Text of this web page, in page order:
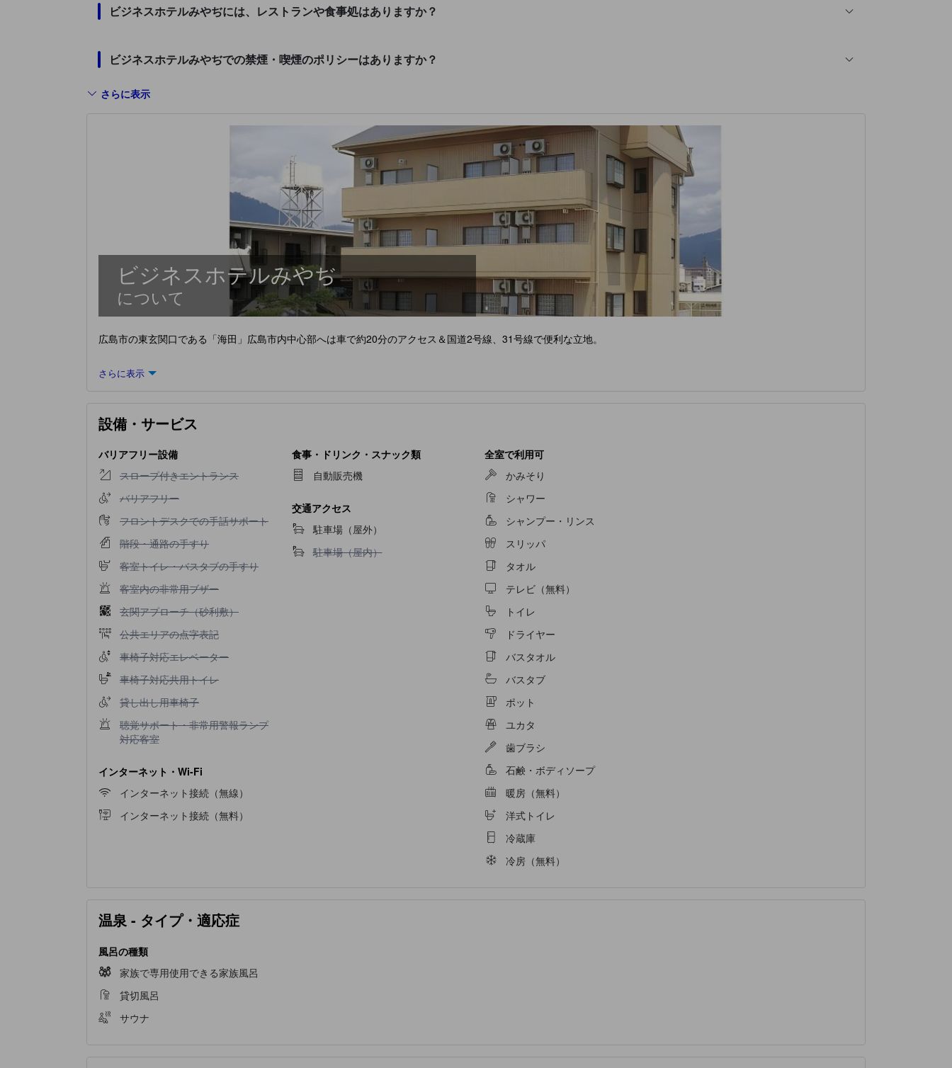
ビジネスホテルみやぢには、レストランや食事処はありますか？
ビジネスホテルみやぢでの禁煙・喫煙のポリシーはありますか？
さらに表示
ビジネスホテルみやぢ
について
広島市の東玄関口である「海田」広島市内中心部へは車で約20分のアクセス＆国道2号線、31号線で便利な立地。
さらに表示
設備・サービス
バリアフリー設備
スロープ付きエントランス不可
スロープ付きエントランス
バリアフリー不可
バリアフリー
フロントデスクでの手話サポート不可
フロントデスクでの手話サポート
階段・通路の手すり不可
階段・通路の手すり
客室トイレ・バスタブの手すり不可
客室トイレ・バスタブの手すり
客室内の非常用ブザー不可
客室内の非常用ブザー
玄関アプローチ（砂利敷）不可
玄関アプローチ（砂利敷）
公共エリアの点字表記不可
公共エリアの点字表記
車椅子対応エレベーター不可
車椅子対応エレベーター
車椅子対応共用トイレ不可
車椅子対応共用トイレ
貸し出し用車椅子不可
貸し出し用車椅子
聴覚サポート・非常用警報ランプ対応客室不可
聴覚サポート・非常用警報ランプ
対応客室
インターネット・Wi-Fi
インターネット接続（無線）
インターネット接続（無料）
食事・ドリンク・スナック類
自動販売機
交通アクセス
駐車場（屋外）
駐車場（屋内）不可
駐車場（屋内）
全室で利用可
かみそり
シャワー
シャンプー・リンス
スリッパ
タオル
テレビ（無料）
トイレ
ドライヤー
バスタオル
バスタブ
ポット
ユカタ
歯ブラシ
石鹸・ボディソープ
暖房（無料）
洋式トイレ
冷蔵庫
冷房（無料）
温泉 - タイプ・適応症
風呂の種類
家族で専用使用できる家族風呂
貸切風呂
サウナ